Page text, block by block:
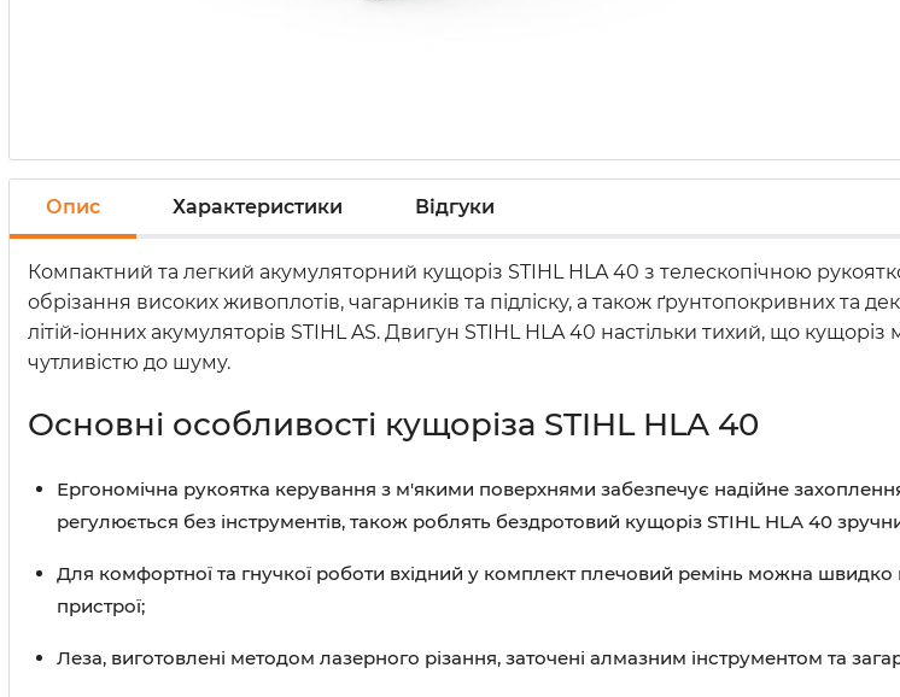
Опис Характеристики Відгуки
Компактний та легкий акумуляторний кущоріз STIHL HLA 40 з телескопічною
обрізання високих живоплотів, чагарників та підліску, а також ґрунтопокривних та
літій-іонних акумуляторів STIHL AS. Двигун STIHL HLA 40 настільки тихий, що
чутливістю до шуму.
Основні особливості кущоріза STIHL HLA 40
Ергономічна рукоятка керування з м'якими поверхнями забезпечує надійне
регулюється без інструментів, також роблять бездротовий кущоріз STIHL HLA 40
Для комфортної та гнучкої роботи вхідний у комплект плечовий ремінь можна
пристрої;
Леза, виготовлені методом лазерного різання, заточені алмазним інструментом та